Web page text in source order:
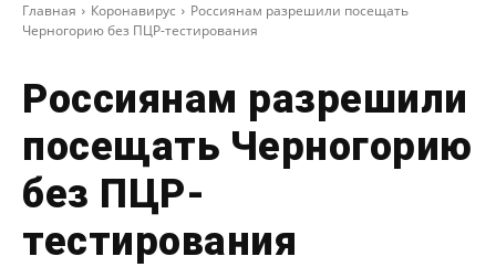
Главная Коронавирус
Россиянам разрешили посещать
Черногорию без ПЦР-тестирования
Россиянам разрешили
посещать Черногорию
без ПЦР-
тестирования